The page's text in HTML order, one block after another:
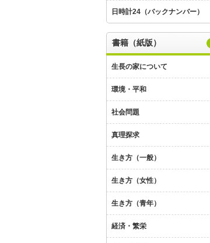
日時計24（バックナンバー）
書籍（紙版）
生長の家について
環境・平和
社会問題
真理探求
生き方（一般）
生き方（女性）
生き方（青年）
経済・繁栄